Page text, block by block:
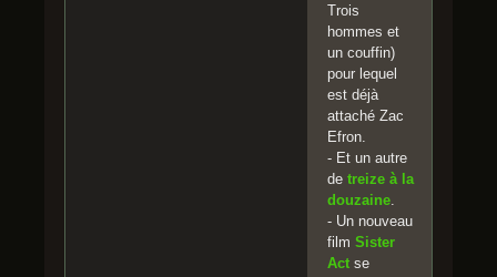
Trois
hommes et
un couffin)
pour lequel
est déjà
attaché Zac
Efron.
- Et un autre
de treize à la
douzaine
- Un nouveau
film Sister
Act se